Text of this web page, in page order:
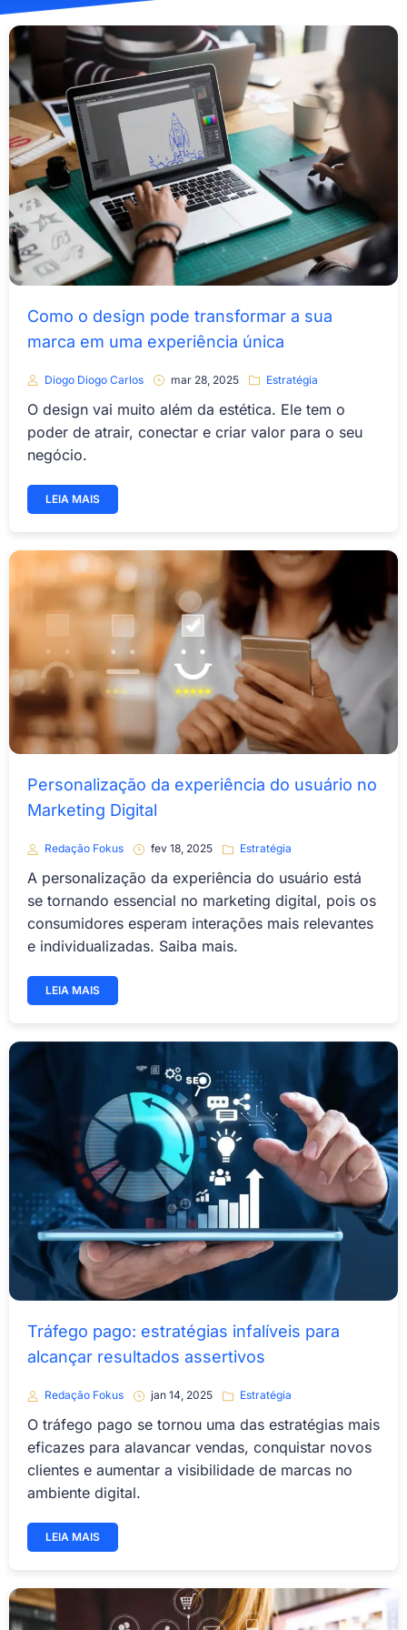
Como o design pode transformar a sua
marca em uma experiência única
Diogo Diogo Carlos mar 28, 2025 Estratégia
O design vai muito além da estética. Ele tem o
poder de atrair, conectar e criar valor para o seu
negócio.
LEIA MAIS
Personalização da experiência do usuário no
Marketing Digital
Redação Fokus fev 18, 2025 Estratégia
A personalização da experiência do usuário está
se tornando essencial no marketing digital, pois os
consumidores esperam interações mais relevantes
e individualizadas. Saiba mais.
LEIA MAIS
Tráfego pago: estratégias infalíveis para
alcançar resultados assertivos
Redação Fokus jan 14, 2025 Estratégia
O tráfego pago se tornou uma das estratégias mais
eficazes para alavancar vendas, conquistar novos
clientes e aumentar a visibilidade de marcas no
ambiente digital.
LEIA MAIS